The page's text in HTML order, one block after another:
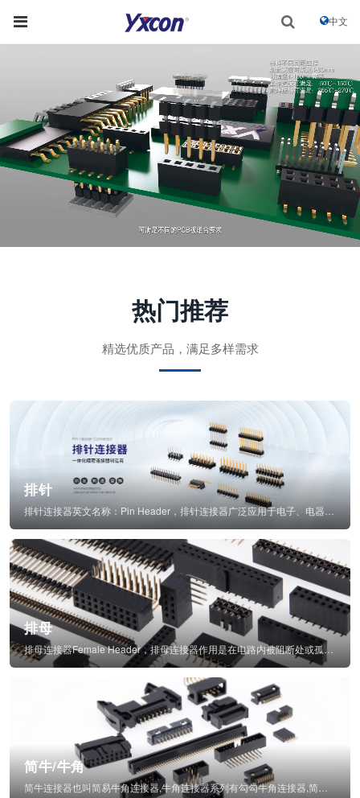
中文
热门推荐
精选优质产品，满足多样需求
排针
排母
排母连接器Female Header，排母连接器作用是在电路内被阻断处或孤立不通...
简牛/牛角